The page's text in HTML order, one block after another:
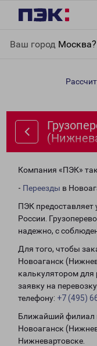
Ваш город Москва?
(Нижневартовский р-н)
Компания «ПЭК»
- Переезды в
ПЭК предоставляет
России.
надежно, с
Для того, чтобы
Новоаганск
калькулятором для
заявку на
телефону: +7 (495)
Ближайший филиал
Новоаганск
Нижневартовске.